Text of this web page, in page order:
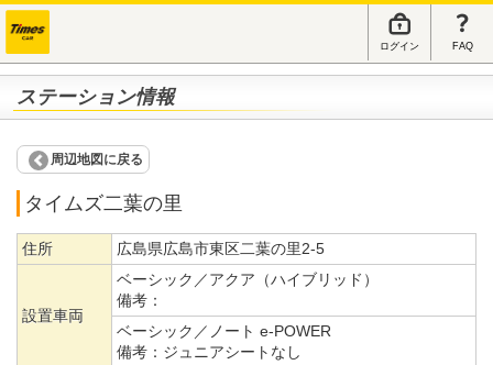
ログイン FAQ
ステーション情報
周辺地図に戻る
タイムズ二葉の里
住所 広島県広島市東区二葉の里2-5
設置車両
ベーシック／アクア（ハイブリッド）
備考：
ベーシック／ノート e-POWER
備考： ジュニアシートなし